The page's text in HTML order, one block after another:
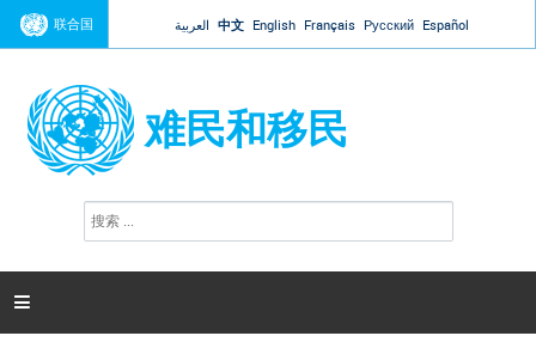
Jump to navigation
联合国 العربية 中文 English Français Русский Español
难民和移民
搜
索
